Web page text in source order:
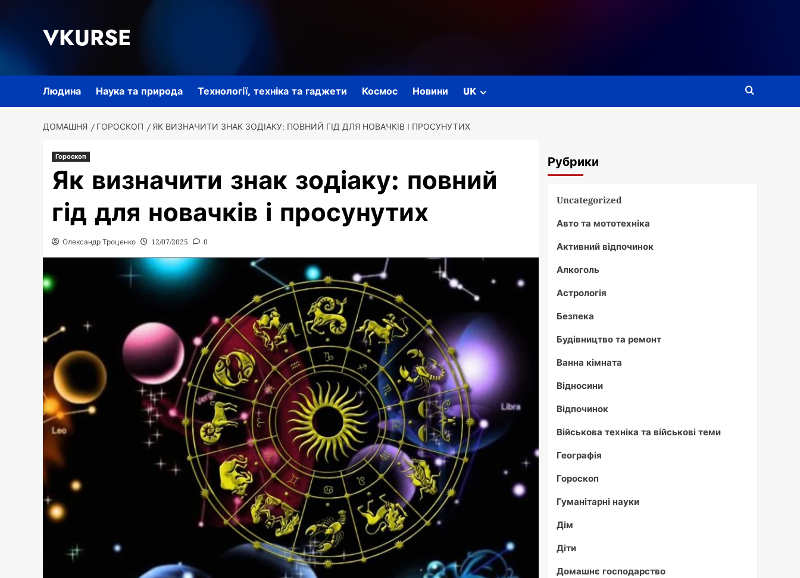
VKURSE
Людина Наука та природа Технології, техніка та гаджети Космос Новини UK
ДОМАШНЯ ГОРОСКОП ЯК ВИЗНАЧИТИ ЗНАК ЗОДІАКУ: ПОВНИЙ ГІД ДЛЯ НОВАЧКІВ І ПРОСУНУТИХ
Гороскоп
Як визначити знак зодіаку: повний
гід для новачків і просунутих
Олександр Троценко 12/07/2025 0
Рубрики
Uncategorized
Авто та мототехніка
Активний відпочинок
Алкоголь
Астрологія
Безпека
Будівництво та ремонт
Ванна кімната
Відносини
Відпочинок
Військова техніка та військові теми
Географія
Гороскоп
Гуманітарні науки
Дім
Діти
Домашнє господарство